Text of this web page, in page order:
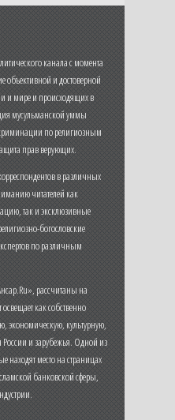
канала с момента
объективной и достоверной
и мире и происходящих в
мусульманской уммы
по религиозным
прав верующих.
в различных
читателей как
так и эксклюзивные
богословские
по различным
рассчитаны на
как собственно
экономическую, культурную,
и зарубежья. Одной из
находят место на страницах
банковской сферы,